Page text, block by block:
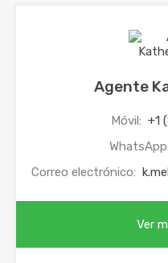
Agente
Móvil: +1
WhatsApp:
Correo electrónico:
Ver